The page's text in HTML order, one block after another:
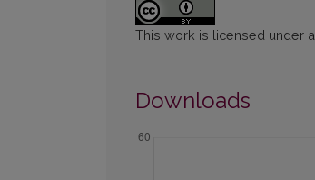
This work is licensed under a
Downloads